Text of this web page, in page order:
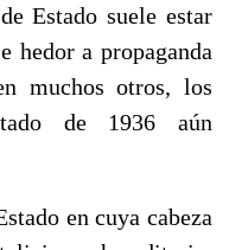
Estado suele estar
hedor a propaganda
muchos otros, los
de 1936 aún
en cuya cabeza